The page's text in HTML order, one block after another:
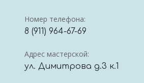
Номер телефона:
8 (911) 964-67-69
Адрес мастерской:
ул. Димитрова д.3 к.1